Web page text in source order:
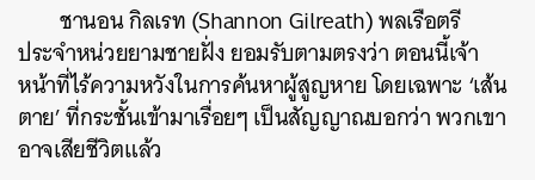
ชานอน กิลเรท (Shannon Gilreath) พลเรือตรี
ประจำหน่วยยามชายฝั่ง ยอมรับตามตรงว่า ตอนนี้เจ้า
หน้าที่ไร้ความหวังในการค้นหาผู้สูญหาย โดยเฉพาะ ‘เส้น
ตาย’ ที่กระชั้นเข้ามาเรื่อยๆ เป็นสัญญาณบอกว่า พวกเขา
อาจเสียชีวิตแล้ว